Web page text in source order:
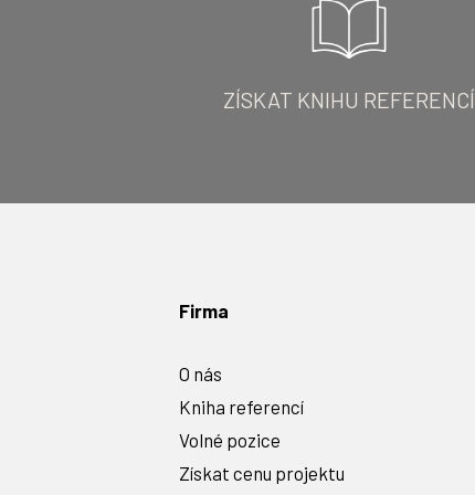
ZÍSKAT KNIHU REFERENCÍ
Firma
O nás
Kniha referencí
Volné pozice
Získat cenu projektu